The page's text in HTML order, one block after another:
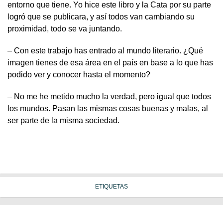
entorno que tiene. Yo hice este libro y la Cata por su parte
logró que se publicara, y así todos van cambiando su
proximidad, todo se va juntando.
– Con este trabajo has entrado al mundo literario. ¿Qué
imagen tienes de esa área en el país en base a lo que has
podido ver y conocer hasta el momento?
– No me he metido mucho la verdad, pero igual que todos
los mundos. Pasan las mismas cosas buenas y malas, al
ser parte de la misma sociedad.
ETIQUETAS